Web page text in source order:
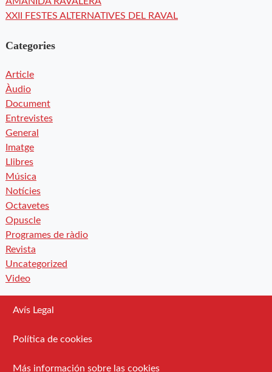
XXII FESTES ALTERNATIVES DEL RAVAL
Categories
Article
Àudio
Document
Entrevistes
General
Imatge
Llibres
Música
Notícies
Octavetes
Opuscle
Programes de ràdio
Revista
Uncategorized
Video
Avís Legal
Política de cookies
Más información sobre las cookies